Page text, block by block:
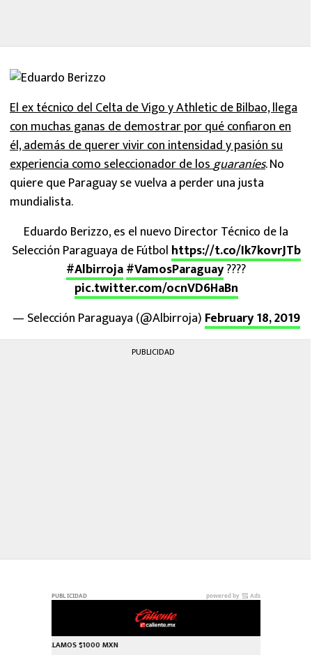
El ex técnico del Celta de Vigo y Athletic de Bilbao, llega
con muchas ganas de demostrar por qué confiaron en
él, además de querer vivir con intensidad y pasión su
experiencia como seleccionador de losguaraníes. No
quiere que Paraguay se vuelva a perder una justa
mundialista.
Eduardo Berizzo, es el nuevo Director Técnico de la
Selección Paraguaya de Fútbol https://t.co/Ik7kovrJTb
#Albirroja#VamosParaguay????
pic.twitter.com/ocnVD6HaBn
— Selección Paraguaya (@Albirroja) February 18, 2019
PUBLICIDAD